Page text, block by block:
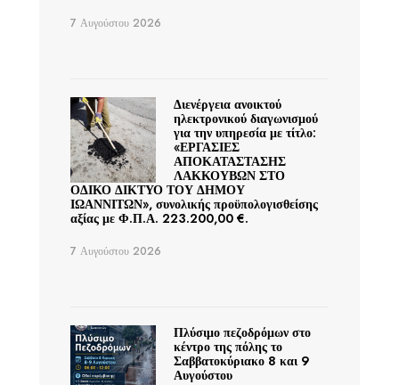
7 Αυγούστου 2026
Διενέργεια ανοικτού
ηλεκτρονικού διαγωνισμού
για την υπηρεσία με τίτλο:
«ΕΡΓΑΣΙΕΣ
ΑΠΟΚΑΤΑΣΤΑΣΗΣ
ΛΑΚΚΟΥΒΩΝ ΣΤΟ
ΟΔΙΚΟ ΔΙΚΤΥΟ ΤΟΥ ΔΗΜΟΥ
ΙΩΑΝΝΙΤΩΝ», συνολικής προϋπολογισθείσης
αξίας με Φ.Π.Α. 223.200,00 €.
7 Αυγούστου 2026
Πλύσιμο πεζοδρόμων στο
κέντρο της πόλης το
Σαββατοκύριακο 8 και 9
Αυγούστου